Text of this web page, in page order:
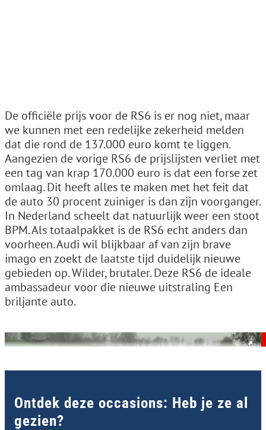
De officiële prijs voor de RS6 is er nog niet, maar
we kunnen met een redelijke zekerheid melden
dat die rond de 137.000 euro komt te liggen.
Aangezien de vorige RS6 de prijslijsten verliet met
een tag van krap 170.000 euro is dat een forse zet
omlaag. Dit heeft alles te maken met het feit dat
de auto 30 procent zuiniger is dan zijn voorganger.
In Nederland scheelt dat natuurlijk weer een stoot
BPM. Als totaalpakket is de RS6 echt anders dan
voorheen. Audi wil blijkbaar af van zijn brave
imago en zoekt de laatste tijd duidelijk nieuwe
gebieden op. Wilder, brutaler. Deze RS6 de ideale
ambassadeur voor die nieuwe uitstraling Een
briljante auto.
Ontdek deze occasions: Heb je ze al
gezien?